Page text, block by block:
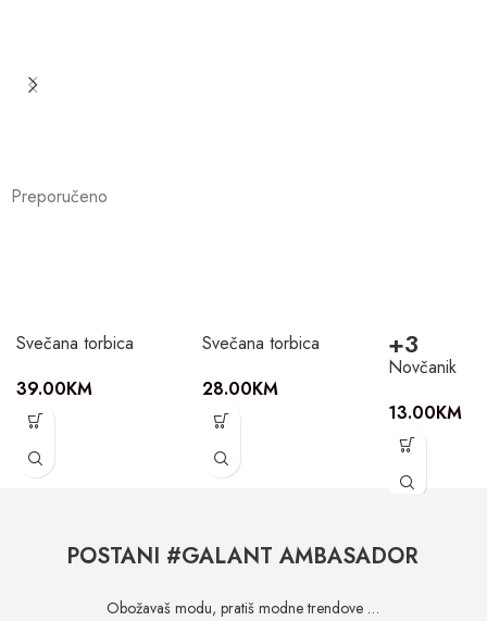
Preporučeno
Svečana torbica
39.00KM
Svečana torbica
28.00KM
+3
Novčanik
13.00KM
POSTANI #GALANT AMBASADOR
Obožavaš modu, pratiš modne trendove …